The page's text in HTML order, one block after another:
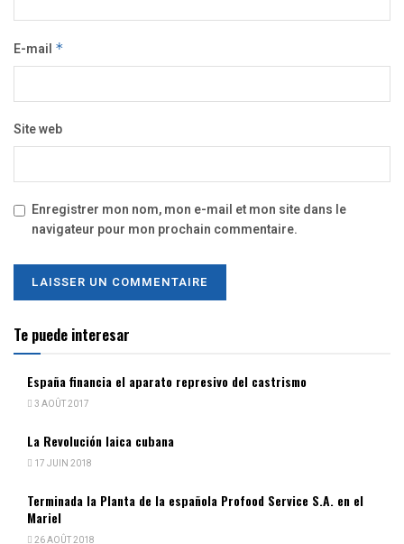
E-mail *
Site web
Enregistrer mon nom, mon e-mail et mon site dans le
navigateur pour mon prochain commentaire.
Te puede interesar
España financia el aparato represivo del castrismo
3 AOÛT 2017
La Revolución laica cubana
17 JUIN 2018
Terminada la Planta de la española Profood Service S.A. en el
Mariel
26 AOÛT 2018